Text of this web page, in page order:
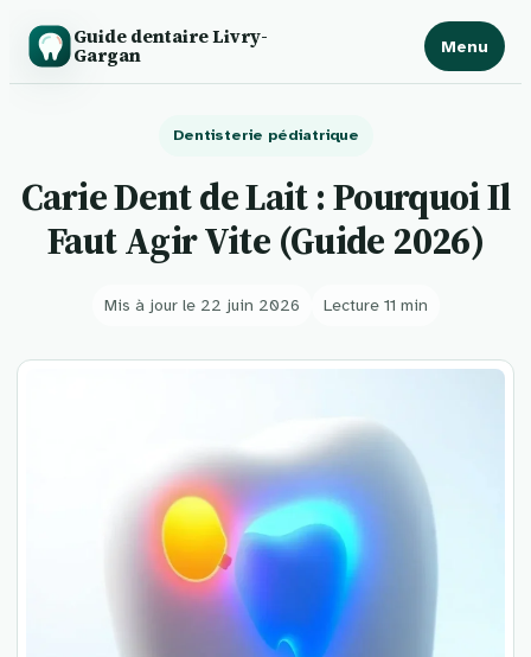
Guide dentaire Livry-
Gargan Menu
Dentisterie pédiatrique
Carie Dent de Lait : Pourquoi Il
Faut Agir Vite (Guide 2026)
Mis à jour le 22 juin 2026 Lecture 11 min